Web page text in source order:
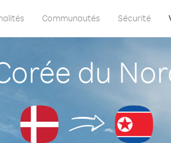
Communautés Sécurité
du